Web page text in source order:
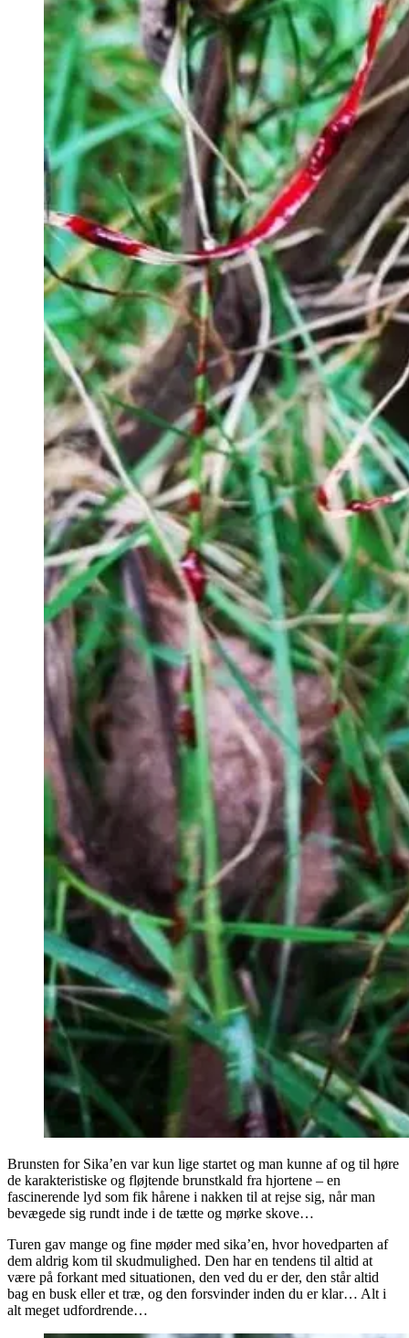
Brunsten for Sika’en var kun lige startet og man kunne af og til høre
de karakteristiske og fløjtende brunstkald fra hjortene – en
fascinerende lyd som fik hårene i nakken til at rejse sig, når man
bevægede sig rundt inde i de tætte og mørke skove…
Turen gav mange og fine møder med sika’en, hvor hovedparten af
dem aldrig kom til skudmulighed. Den har en tendens til altid at
være på forkant med situationen, den ved du er der, den står altid
bag en busk eller et træ, og den forsvinder inden du er klar… Alt i
alt meget udfordrende…